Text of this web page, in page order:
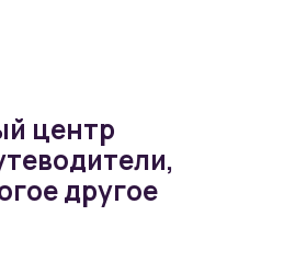
центр
другое